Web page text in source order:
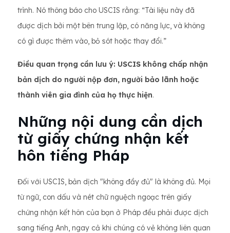
trình. Nó thông báo cho USCIS rằng: “Tài liệu này đã
được dịch bởi một bên trung lập, có năng lực, và không
có gì được thêm vào, bỏ sót hoặc thay đổi.”
Điều quan trọng cần lưu ý: USCIS không chấp nhận
bản dịch do người nộp đơn, người bảo lãnh hoặc
thành viên gia đình của họ thực hiện.
Những nội dung cần dịch
từ giấy chứng nhận kết
hôn tiếng Pháp
Đối với USCIS, bản dịch "không đầy đủ" là không đủ. Mọi
từ ngữ, con dấu và nét chữ nguệch ngoạc trên giấy
chứng nhận kết hôn của bạn ở Pháp đều phải được dịch
sang tiếng Anh, ngay cả khi chúng có vẻ không liên quan